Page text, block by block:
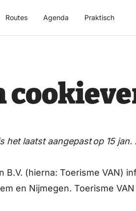
Routes Agenda Praktisch
het laatst aangepastop 15 jan.
B.V. (hierna: Toerisme VAN)
en Nijmegen. Toerisme